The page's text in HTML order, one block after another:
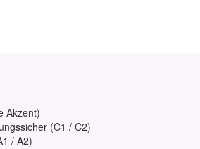
Akzent)
(C1 / C2)
/ A2)